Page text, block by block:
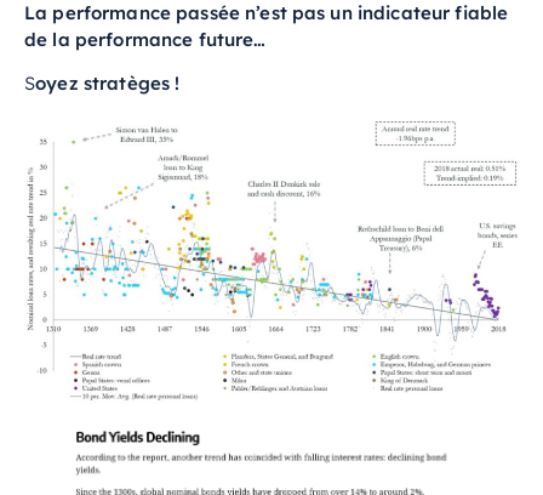
La performance passée n’est pas un indicateur fiable
de la performance future…
Soyez stratèges !